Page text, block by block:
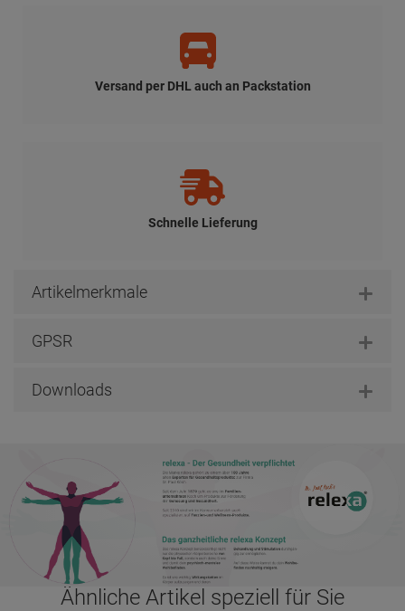
Versand per DHL auch an Packstation
Schnelle Lieferung
Artikelmerkmale
GPSR
Downloads
Ähnliche Artikel speziell für Sie